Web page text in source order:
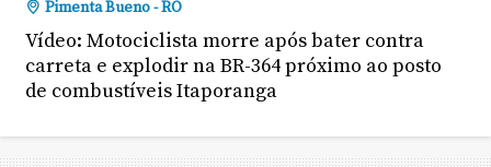
Pimenta Bueno - RO
Vídeo: Motociclista morre após bater contra
carreta e explodir na BR-364 próximo ao posto
de combustíveis Itaporanga